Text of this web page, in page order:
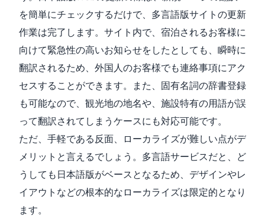
を簡単にチェックするだけで、多言語版サイトの更新
作業は完了します。サイト内で、宿泊されるお客様に
向けて緊急性の高いお知らせをしたとしても、瞬時に
翻訳されるため、外国人のお客様でも連絡事項にアク
セスすることができます。また、固有名詞の辞書登録
も可能なので、観光地の地名や、施設特有の用語が誤
って翻訳されてしまうケースにも対応可能です。
ただ、手軽である反面、ローカライズが難しい点がデ
メリットと言えるでしょう。多言語サービスだと、ど
うしても日本語版がベースとなるため、デザインやレ
イアウトなどの根本的なローカライズは限定的となり
ます。